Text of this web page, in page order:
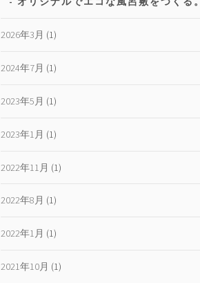
2026年3月 (1)
2024年7月 (1)
2023年5月 (1)
2023年1月 (1)
2022年11月 (1)
2022年8月 (1)
2022年1月 (1)
2021年10月 (1)